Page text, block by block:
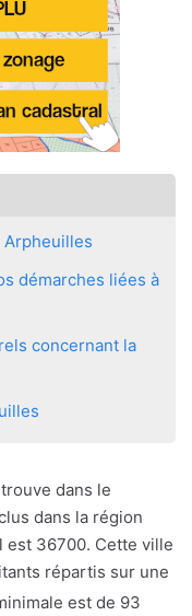
Arpheuilles
démarches liées à
concernant la
dans le
dans la région
est 36700. Cette ville
répartis sur une
est de 93